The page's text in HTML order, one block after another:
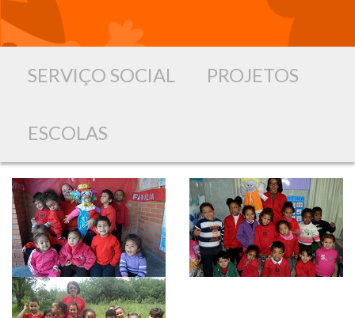
Restinga Nova 1
Porto Alegre/RS
SERVIÇO SOCIAL PROJETOS
ESCOLAS